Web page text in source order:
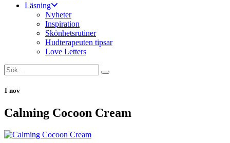
Läsning
Nyheter
Inspiration
Skönhetsrutiner
Hudterapeuten tipsar
Love Letters
1 nov
Calming Cocoon Cream